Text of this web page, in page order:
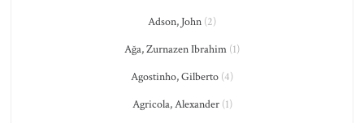
Adson, John (2)
Ağa, Zurnazen Ibrahim (1)
Agostinho, Gilberto (4)
Agricola, Alexander(1)